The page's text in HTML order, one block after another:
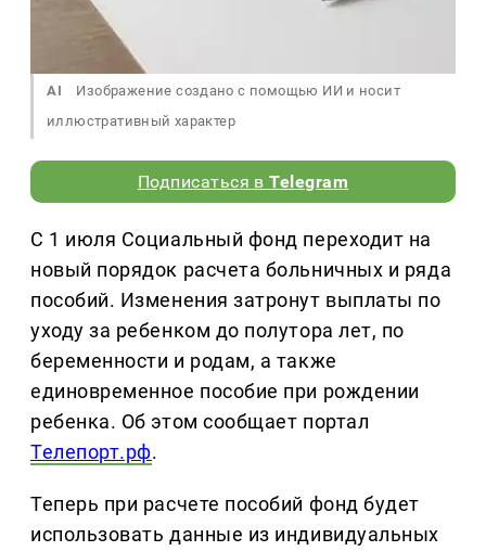
AI
Изображение создано с помощью ИИ и носит
иллюстративный характер
Подписаться вTelegram
С 1 июля Социальный фонд переходит на
новый порядок расчета больничных и ряда
пособий. Изменения затронут выплаты по
уходу за ребенком до полутора лет, по
беременности и родам, а также
единовременное пособие при рождении
ребенка. Об этом сообщает портал
Телепорт.рф.
Теперь при расчете пособий фонд будет
использовать данные из индивидуальных